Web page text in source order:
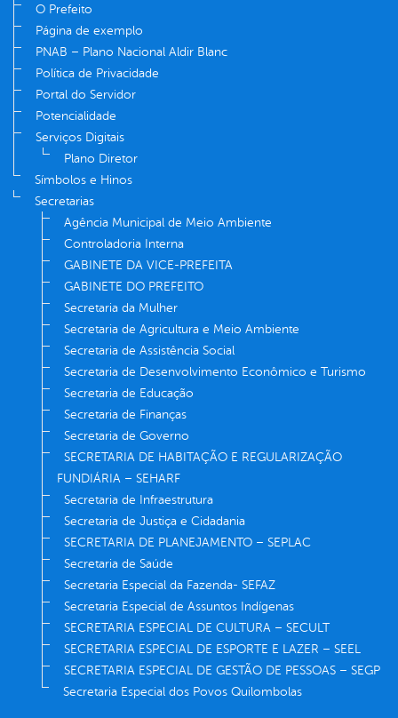
O Prefeito
Página de exemplo
PNAB – Plano Nacional Aldir Blanc
Política de Privacidade
Portal do Servidor
Potencialidade
Serviços Digitais
Plano Diretor
Símbolos e Hinos
Secretarias
Agência Municipal de Meio Ambiente
Controladoria Interna
GABINETE DA VICE-PREFEITA
GABINETE DO PREFEITO
Secretaria da Mulher
Secretaria de Agricultura e Meio Ambiente
Secretaria de Assistência Social
Secretaria de Desenvolvimento Econômico e Turismo
Secretaria de Educação
Secretaria de Finanças
Secretaria de Governo
SECRETARIA DE HABITAÇÃO E REGULARIZAÇÃO
FUNDIÁRIA – SEHARF
Secretaria de Infraestrutura
Secretaria de Justiça e Cidadania
SECRETARIA DE PLANEJAMENTO – SEPLAC
Secretaria de Saúde
Secretaria Especial da Fazenda- SEFAZ
Secretaria Especial de Assuntos Indígenas
SECRETARIA ESPECIAL DE CULTURA – SECULT
SECRETARIA ESPECIAL DE ESPORTE E LAZER – SEEL
SECRETARIA ESPECIAL DE GESTÃO DE PESSOAS – SEGP
Secretaria Especial dos Povos Quilombolas